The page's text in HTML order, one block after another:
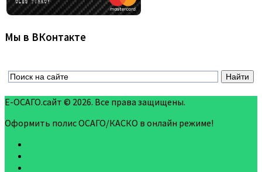
Мы в ВКонтакте
Е-ОСАГО.сайт © 2026. Все права защищены.
Оформить полис ОСАГО/КАСКО в онлайн режиме!